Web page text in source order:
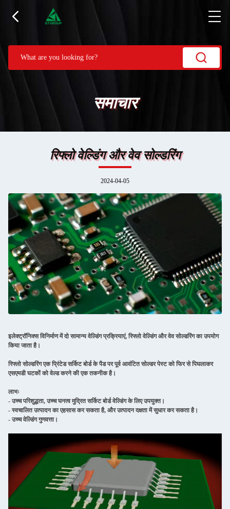
समाचार
रिफ्लो वेल्डिंग और वेव सोल्डरिंग
2024-04-05
इलेक्ट्रॉनिक्स विनिर्माण में दो सामान्य वेल्डिंग प्रक्रियाएं, रिफ्लो वेल्डिंग और वेव सोल्डरिंग का उपयोग
किया जाता है।
रिफ्लो सोल्डरिंग एक प्रिंटेड सर्किट बोर्ड के पैड पर पूर्व आवंटित सोल्डर पेस्ट को फिर से पिघलाकर
एसएमडी घटकों को वेल्ड करने की एक तकनीक है।
लाभः
- उच्च परिशुद्धता, उच्च घनत्व मुद्रित सर्किट बोर्ड वेल्डिंग के लिए उपयुक्त।
- स्वचालित उत्पादन का एहसास कर सकता है, और उत्पादन दक्षता में सुधार कर सकता है।
- उच्च वेल्डिंग गुणवत्ता।